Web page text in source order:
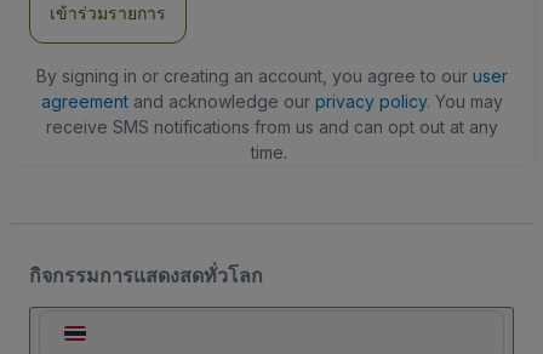
เข้าร่วมรายการ
By signing in or creating an account, you agree to our user
agreementand acknowledge our privacy policy. You may
receive SMS notifications from us and can opt out at any
time.
กิจกรรมการแสดงสดทั่วโลก